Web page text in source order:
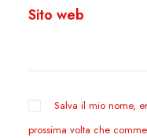
Sito web
Salva il mio nome,
prossima volta che